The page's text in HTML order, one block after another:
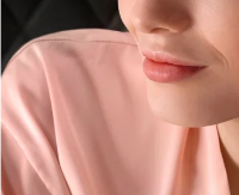
FAQ™ Pure Beauty-
issa™ Teeth
Français
Polski
Türkçe
简体